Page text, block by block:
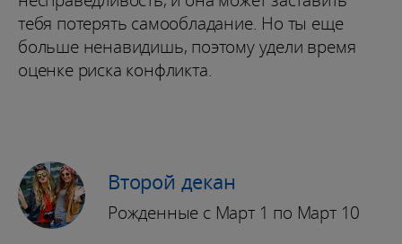
тебя потерять самообладание. Но ты еще
больше ненавидишь, поэтому удели время
оценке риска конфликта.
Второй декан
Рожденные с Март 1 по Март 10